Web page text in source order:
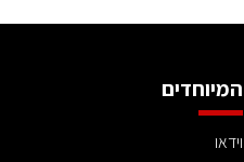
המיוחדים
וידאו